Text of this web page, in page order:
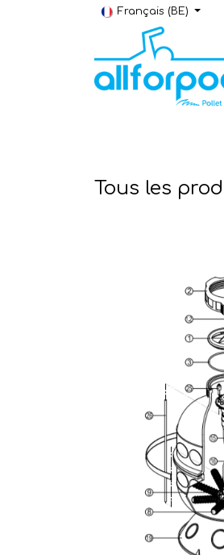
Se rendre au contenu
Français (BE)
Tous les